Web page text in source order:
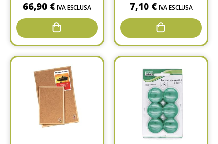
66,90 € IVA ESCLUSA 7,10 € IVA ESCLUSA